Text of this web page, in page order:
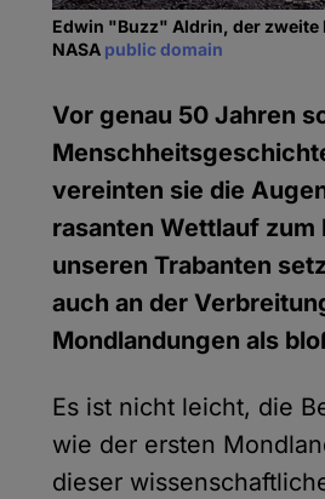
Edwin "Buzz" Aldrin, der zweite
NASA public domain
Vor genau 50 Jahren
vereinten sie die
rasanten Wettlauf
unseren Trabanten
auch an der
Mondlandungen als
Es ist nicht leicht, die
wie der ersten
dieser